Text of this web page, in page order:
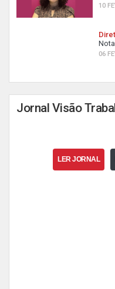
10
06
Jornal Visão
LER JORNAL